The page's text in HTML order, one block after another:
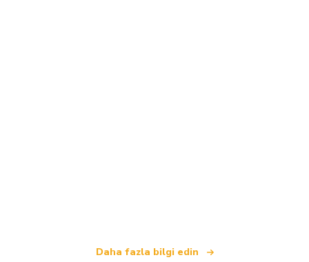
Daha fazla bilgi edin